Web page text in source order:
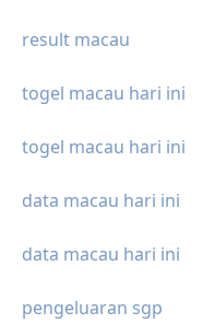
result macau
togel macau hari ini
togel macau hari ini
data macau hari ini
data macau hari ini
pengeluaran sgp